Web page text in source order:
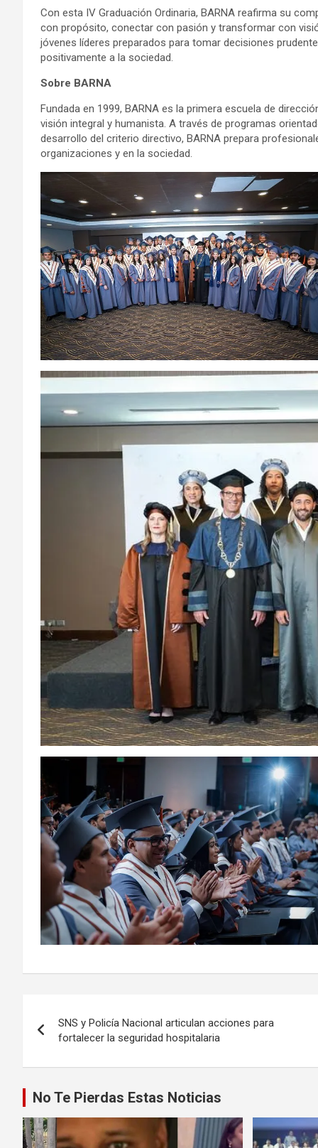
Con esta IV Graduación Ordinaria, BARNA reafirma su
con propósito, conectar con pasión y transformar con
jóvenes líderes preparados para tomar decisiones
positivamente a la sociedad.
Sobre BARNA
Fundada en 1999, BARNA es la primera escuela de
visión integral y humanista. A través de programas
desarrollo del criterio directivo, BARNA prepara
organizaciones y en la sociedad.
de
entradas
SNS y Policía Nacional articulan acciones para
fortalecer la seguridad hospitalaria
No Te Pierdas Estas Noticias